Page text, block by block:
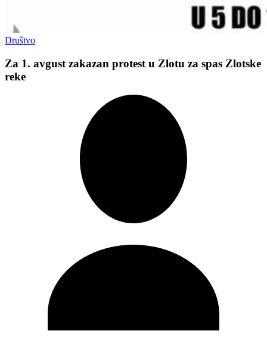
Društvo
Za 1. avgust zakazan protest u Zlotu za spas Zlotske
reke